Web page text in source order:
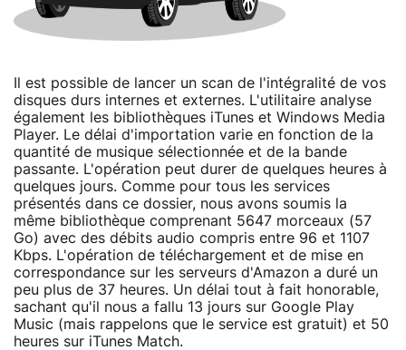
Il est possible de lancer un scan de l'intégralité de vos
disques durs internes et externes. L'utilitaire analyse
également les bibliothèques iTunes et Windows Media
Player. Le délai d'importation varie en fonction de la
quantité de musique sélectionnée et de la bande
passante. L'opération peut durer de quelques heures à
quelques jours. Comme pour tous les services
présentés dans ce dossier, nous avons soumis la
même bibliothèque comprenant 5647 morceaux (57
Go) avec des débits audio compris entre 96 et 1107
Kbps. L'opération de téléchargement et de mise en
correspondance sur les serveurs d'Amazon a duré un
peu plus de 37 heures. Un délai tout à fait honorable,
sachant qu'il nous a fallu 13 jours sur Google Play
Music (mais rappelons que le service est gratuit) et 50
heures sur iTunes Match.